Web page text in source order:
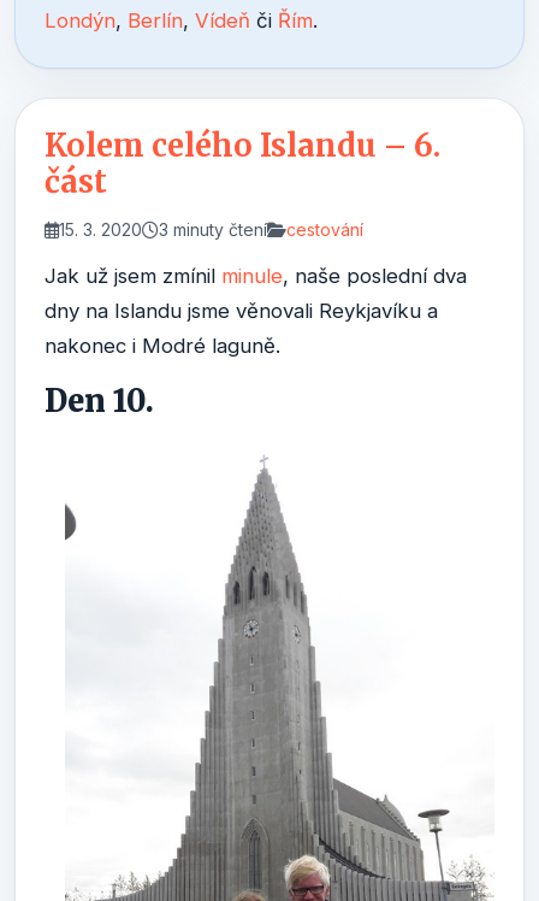
Londýn, Berlín, Vídeň či Řím.
Kolem celého Islandu – 6.
část
15. 3. 2020 3 minuty čtení cestování
Jak už jsem zmínil minule, naše poslední dva
dny na Islandu jsme věnovali Reykjavíku a
nakonec i Modré laguně.
Den 10.